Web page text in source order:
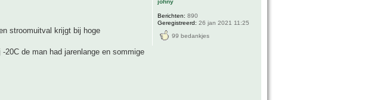
stroomuitval krijgt bij hoge
de man had jarenlange en sommige
johny
Berichten: 890
Geregistreerd: 26 jan 2021 11:25
99 bedankjes